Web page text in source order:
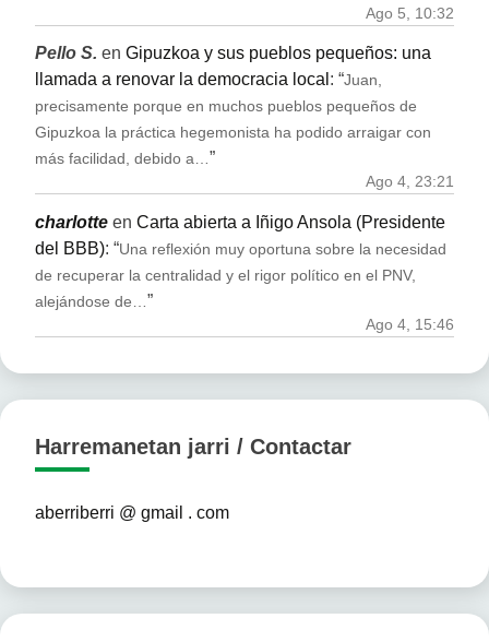
Ago 5, 10:32
Pello S. en Gipuzkoa y sus pueblos pequeños: una
llamada a renovar la democracia local : “Juan,
precisamente porque en muchos pueblos pequeños de
Gipuzkoa la práctica hegemonista ha podido arraigar con
más facilidad, debido a…”
Ago 4, 23:21
charlotte en Carta abierta a Iñigo Ansola (Presidente
del BBB): “Una reflexión muy oportuna sobre la necesidad
de recuperar la centralidad y el rigor político en el PNV,
alejándose de…”
Ago 4, 15:46
Harremanetan jarri / Contactar
aberriberri @ gmail . com